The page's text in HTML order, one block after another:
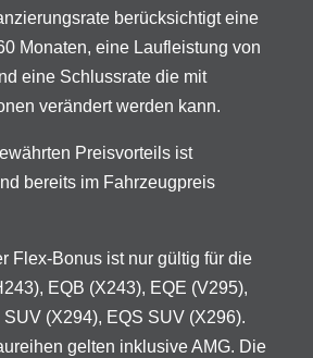
berücksichtigt eine
Monaten, eine Laufleistung von
eine Schlussrate die mit
verändert werden kann.
Preisvorteils ist
bereits im Fahrzeugpreis
Flex-Bonus ist nur gültig für die
EQB (X243), EQE (V295),
(X294), EQS SUV (X296).
gelten inklusive AMG. Die